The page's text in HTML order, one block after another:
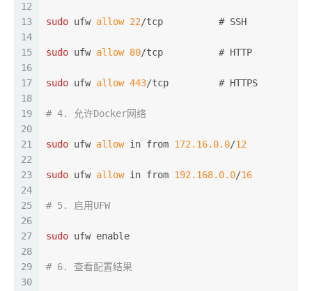
12
13
14
15
16
17
18
19
20
21
22
23
24
25
26
27
28
29
30
sudo ufw allow 22/tcp          # SSH
sudo ufw allow 80/tcp          # HTTP
sudo ufw allow 443/tcp         # HTTPS
# 4. 允许Docker网络
sudo ufw allow in from 172.16.0.0/12
sudo ufw allow in from 192.168.0.0/16
# 5. 启用UFW
sudo ufw enable
# 6. 查看配置结果